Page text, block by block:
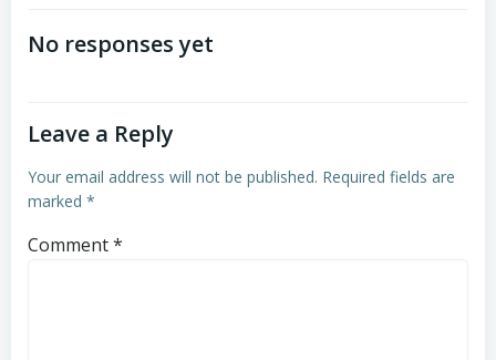
navigation
No responses yet
Leave a Reply
Your email address will not be published. Required fields are
marked *
Comment*